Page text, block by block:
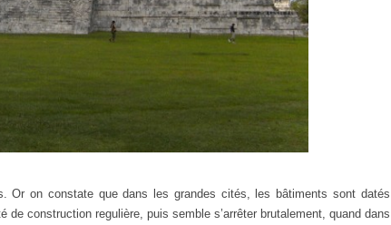
Or on constate que dans les grandes cités, les bâtiments sont datés
de construction regulière, puis semble s’arrêter brutalement, quand dans